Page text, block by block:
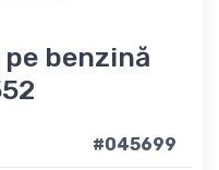
benzină
#045699